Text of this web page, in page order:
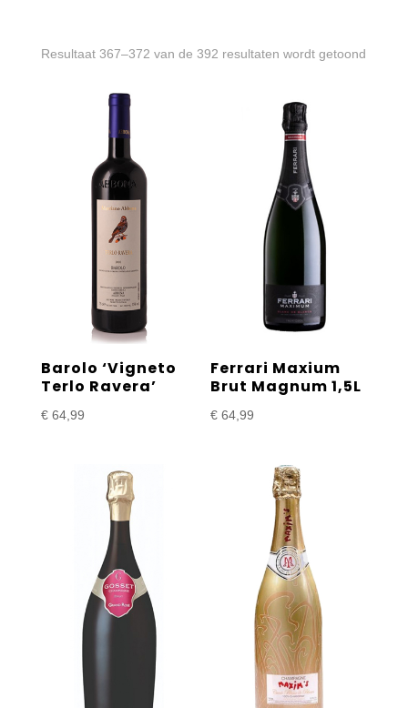
Resultaat 367–372 van de 392 resultaten wordt getoond
Barolo ‘Vigneto
Terlo Ravera’
€64,99
Ferrari Maxium
Brut Magnum 1,5L
€ 64,99